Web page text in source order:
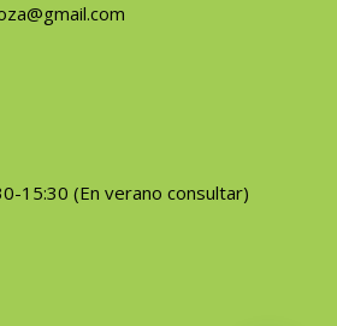
15:30 (En verano consultar)